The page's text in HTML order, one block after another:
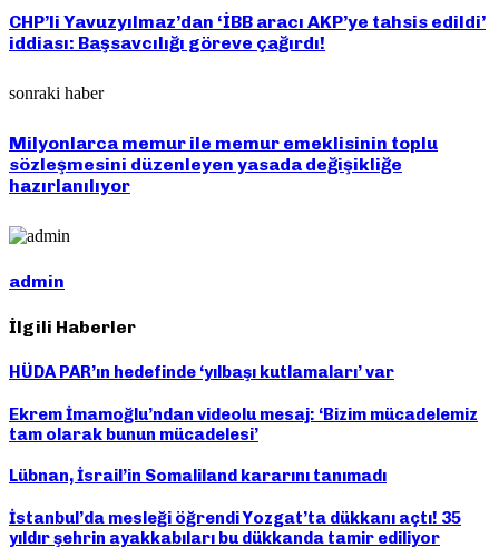
CHP’li Yavuzyılmaz’dan ‘İBB aracı AKP’ye tahsis edildi’
iddiası: Başsavcılığı göreve çağırdı!
sonraki haber
Milyonlarca memur ile memur emeklisinin toplu
sözleşmesini düzenleyen yasada değişikliğe
hazırlanılıyor
admin
İlgili Haberler
HÜDA PAR’ın hedefinde ‘yılbaşı kutlamaları’ var
Ekrem İmamoğlu’ndan videolu mesaj: ‘Bizim mücadelemiz
tam olarak bunun mücadelesi’
Lübnan, İsrail’in Somaliland kararını tanımadı
İstanbul’da mesleği öğrendi Yozgat’ta dükkanı açtı! 35
yıldır şehrin ayakkabıları bu dükkanda tamir ediliyor